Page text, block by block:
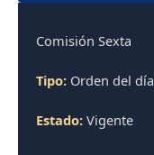
Comisión Sexta
Tipo: Orden del día
Estado: Vigente